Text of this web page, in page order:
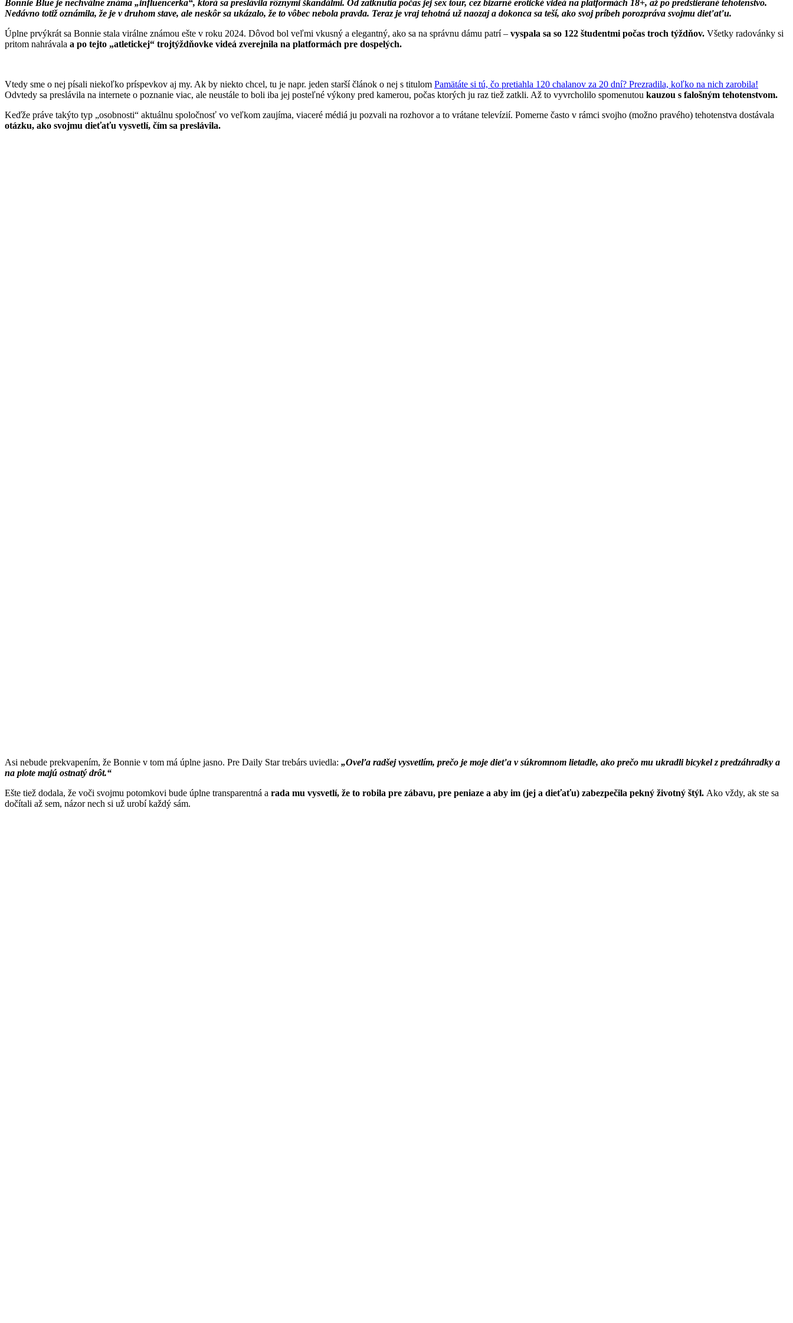
Bonnie Blue je nechválne známa „influencerka“, ktorá sa preslávila rôznymi škandálmi. Od zatknutia počas jej sex tour, cez bizarné erotické videá na platformách 18+, až po predstierané tehotenstvo.
Nedávno totiž oznámila, že je v druhom stave, ale neskôr sa ukázalo, že to vôbec nebola pravda. Teraz je vraj tehotná už naozaj a dokonca sa teší, ako svoj príbeh porozpráva svojmu dieťaťu.
Úplne prvýkrát sa Bonnie stala virálne známou ešte v roku 2024. Dôvod bol veľmi vkusný a elegantný, ako sa na správnu dámu patrí – vyspala sa so 122 študentmi počas troch týždňov. Všetky radovánky si
pritom nahrávala a po tejto „atletickej“ trojtýždňovke videá zverejnila na platformách pre dospelých.
Vtedy sme o nej písali niekoľko príspevkov aj my. Ak by niekto chcel, tu je napr. jeden starší článok o nej s titulom Pamätáte si tú, čo pretiahla 120 chalanov za 20 dní? Prezradila, koľko na nich zarobila!
Odvtedy sa preslávila na internete o poznanie viac, ale neustále to boli iba jej posteľné výkony pred kamerou, počas ktorých ju raz tiež zatkli. Až to vyvrcholilo spomenutou kauzou s falošným tehotenstvom.
Keďže práve takýto typ „osobnosti“ aktuálnu spoločnosť vo veľkom zaujíma, viaceré médiá ju pozvali na rozhovor a to vrátane televízií. Pomerne často v rámci svojho (možno pravého) tehotenstva dostávala
otázku, ako svojmu dieťaťu vysvetlí, čím sa preslávila.
Asi nebude prekvapením, že Bonnie v tom má úplne jasno. Pre Daily Star trebárs uviedla: „Oveľa radšej vysvetlím, prečo je moje dieťa v súkromnom lietadle, ako prečo mu ukradli bicykel z predzáhradky a
na plote majú ostnatý drôt.“
Ešte tiež dodala, že voči svojmu potomkovi bude úplne transparentná a rada mu vysvetlí, že to robila pre zábavu, pre peniaze a aby im (jej a dieťaťu) zabezpečila pekný životný štýl. Ako vždy, ak ste sa
dočítali až sem, názor nech si už urobí každý sám.